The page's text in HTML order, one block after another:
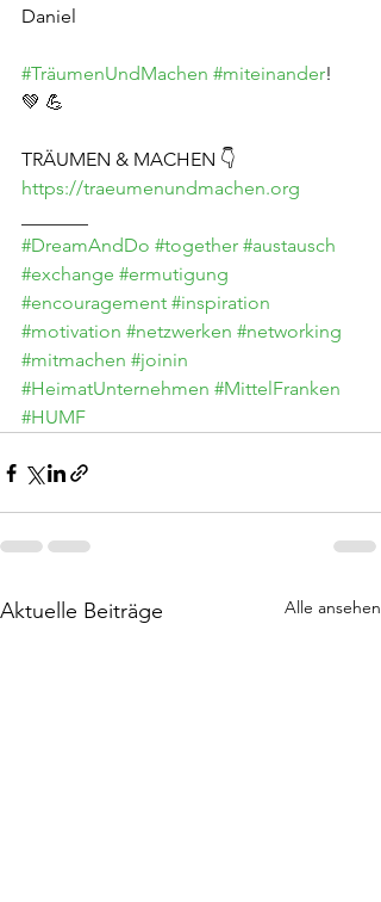
Daniel
#TräumenUndMachen #miteinander!
💚 💪
TRÄUMEN & MACHEN 👇
https://traeumenundmachen.org
#DreamAndDo #together #austausch
#exchange #ermutigung
#encouragement #inspiration
#motivation #netzwerken #networking
#mitmachen #joinin
#HeimatUnternehmen #MittelFranken
#HUMF
Aktuelle Beiträge Alle ansehen